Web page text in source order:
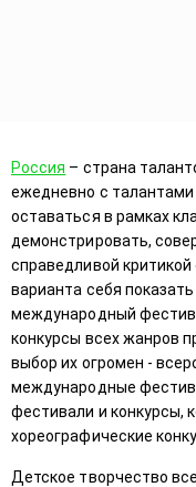
Россия – страна
ежедневно с
оставаться в рамках
демонстрировать,
справедливой
варианта себя
международный
конкурсы всех жанров
выбор их огромен -
международные
фестивали и конкурсы,
хореографические
Детское творчество